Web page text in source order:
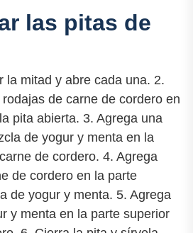
las pitas de
la mitad y abre cada una. 2.
de carne de cordero en
pita abierta. 3. Agrega una
de yogur y menta en la
de cordero. 4. Agrega
de cordero en la parte
de yogur y menta. 5. Agrega
y menta en la parte superior